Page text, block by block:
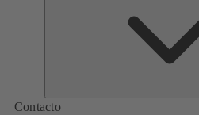
Contacto